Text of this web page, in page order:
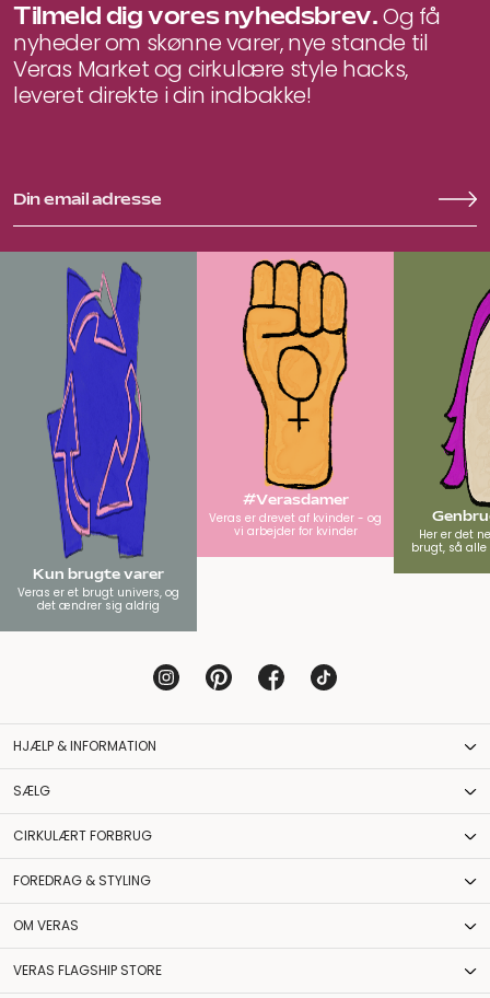
Tilmeld dig vores nyhedsbrev.Og få
nyheder om skønne varer, nye stande til
Veras Market og cirkulære style hacks,
leveret direkte i din indbakke!
Kun brugte varer
Veras er et brugt univers, og
det ændrer sig aldrig
#Verasdamer
Veras er drevet af kvinder - og
vi arbejder for kvinder
Her er det
brugt, så
HJÆLP & INFORMATION
SÆLG
CIRKULÆRT FORBRUG
FOREDRAG & STYLING
OM VERAS
VERAS FLAGSHIP STORE